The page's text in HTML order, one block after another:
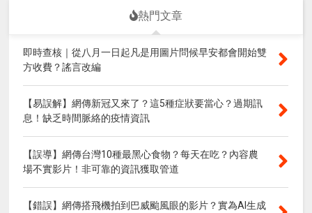
熱門文章
即時查核｜從八月一日起凡是用圖片問候早安都會開始雙
方收費？謠言改編
【易誤解】網傳新冠又來了？這5種症狀要當心？過期訊
息！缺乏時間脈絡的疫情資訊
【誤導】網傳台灣10種最黑心食物？每天在吃？內容農
場不實影片！非可靠的資訊獲取管道
【錯誤】網傳搭飛機拍到巴威颱風眼的影片？實為AI生成